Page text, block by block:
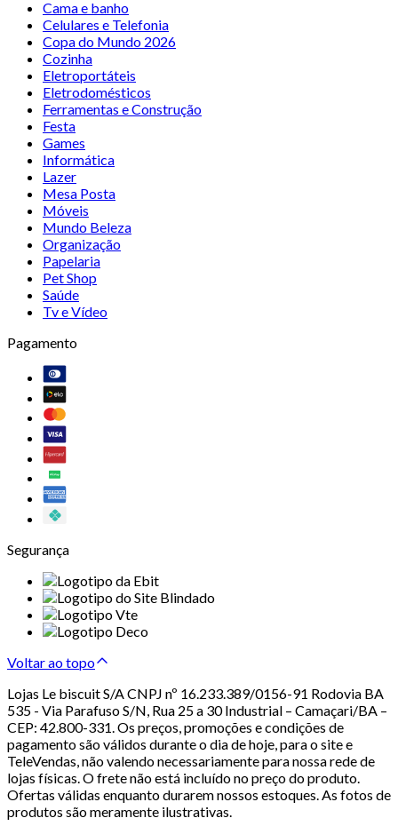
Cama e banho
Celulares e Telefonia
Copa do Mundo 2026
Cozinha
Eletroportáteis
Eletrodomésticos
Ferramentas e Construção
Festa
Games
Informática
Lazer
Mesa Posta
Móveis
Mundo Beleza
Organização
Papelaria
Pet Shop
Saúde
Tv e Vídeo
Pagamento
Segurança
Voltar ao topo
Lojas Le biscuit S/A CNPJ nº 16.233.389/0156-91 Rodovia BA
535 - Via Parafuso S/N, Rua 25 a 30 Industrial – Camaçari/BA –
CEP: 42.800-331. Os preços, promoções e condições de
pagamento são válidos durante o dia de hoje, para o site e
TeleVendas, não valendo necessariamente para nossa rede de
lojas físicas. O frete não está incluído no preço do produto.
Ofertas válidas enquanto durarem nossos estoques. As fotos de
produtos são meramente ilustrativas.